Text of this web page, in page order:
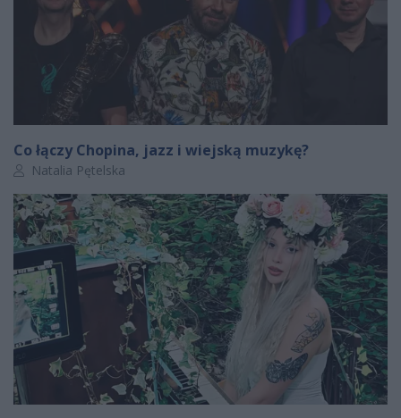
Co łączy Chopina, jazz i wiejską muzykę?
Autor artykułu:
Natalia Pętelska